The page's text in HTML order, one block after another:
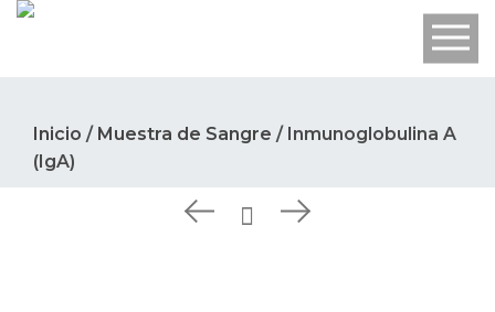
Inicio / Muestra de Sangre / Inmunoglobulina A
(IgA)